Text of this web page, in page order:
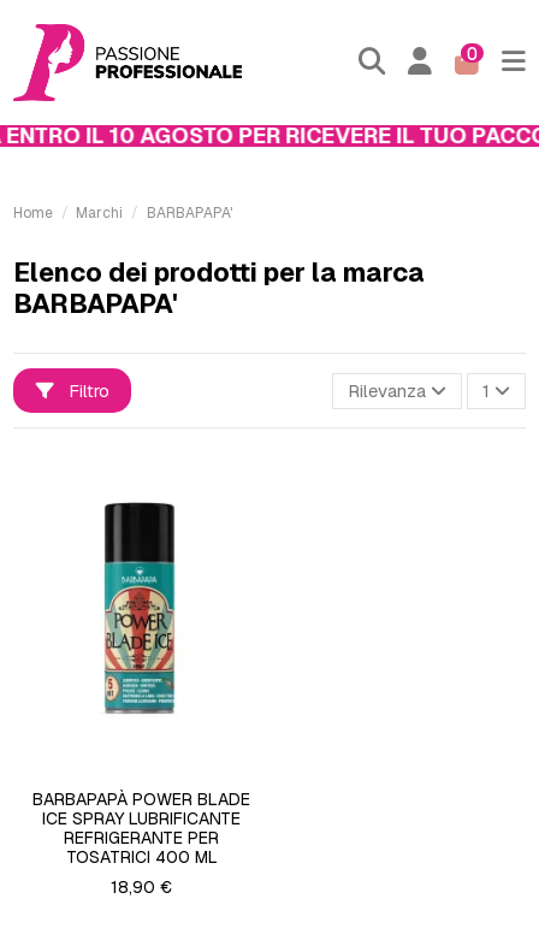
0
IL 10 AGOSTO PER RICEVERE IL TUO PACCO
Home Marchi BARBAPAPA'
Elenco dei prodotti per la marca
BARBAPAPA'
Filtro Rilevanza 1
BARBAPAPÀ POWER BLADE
ICE SPRAY LUBRIFICANTE
REFRIGERANTE PER
TOSATRICI 400 ML
18,90 €